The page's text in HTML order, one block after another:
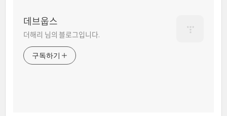
데브웁스
더해리 님의 블로그입니다.
구독하기